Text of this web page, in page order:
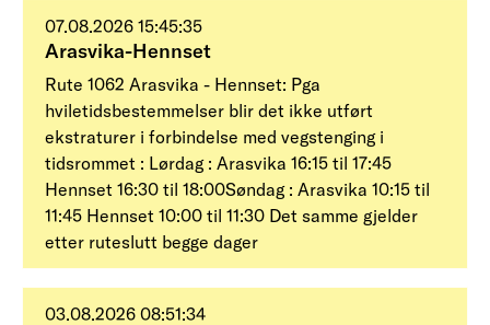
07.08.2026 15:45:35
Arasvika-Hennset
Rute 1062 Arasvika - Hennset: Pga
hviletidsbestemmelser blir det ikke utført
ekstraturer i forbindelse med vegstenging i
tidsrommet : Lørdag : Arasvika 16:15 til 17:45
Hennset 16:30 til 18:00Søndag : Arasvika 10:15 til
11:45 Hennset 10:00 til 11:30 Det samme gjelder
etter ruteslutt begge dager
03.08.2026 08:51:34